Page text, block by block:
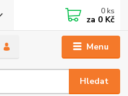
Menu
Hledat
0 ks
za 0 Kč